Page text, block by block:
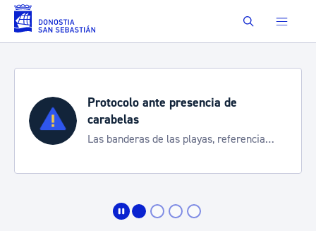
Saltar al contenido principal Buscar
Protocolo ante presencia de
carabelas
Las banderas de las playas, referencia